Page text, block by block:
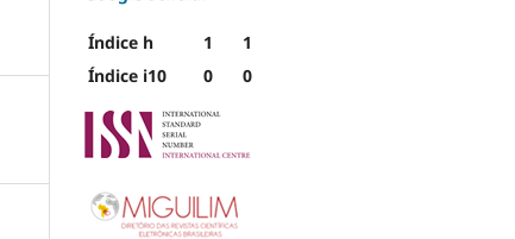
Índice h 1
1
Índice i10
0 0